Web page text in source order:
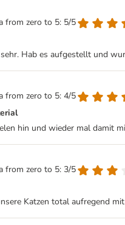
from zero to 5: 5/5
Hab es aufgestellt und
from zero to 5: 4/5
hin und wieder mal damit
from zero to 5: 3/5
Katzen total aufregend